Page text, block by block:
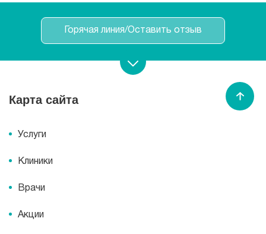
Горячая линия/Оставить отзыв
Записаться на прием
Вызвать врача
Карта сайта
Услуги
Клиники
Врачи
Акции